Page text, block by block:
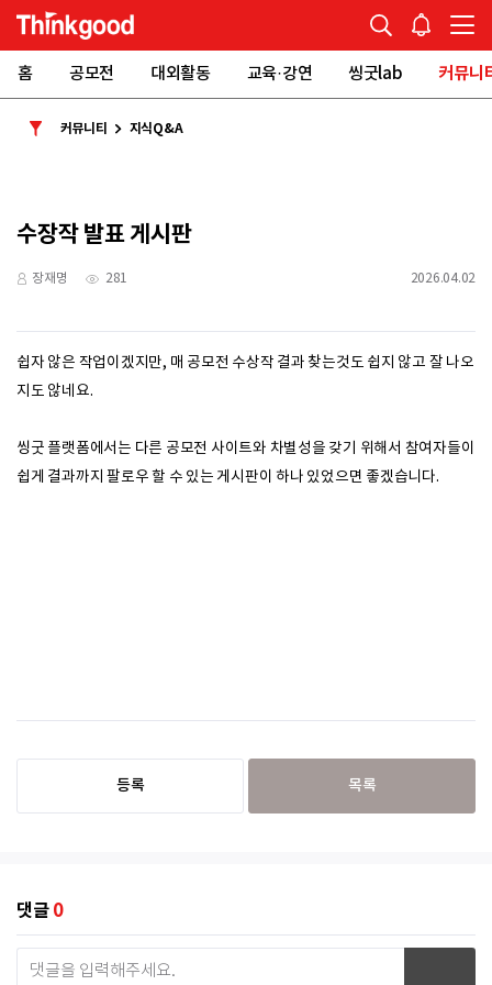
홈 공모전 대외활동 교육·강연 씽굿lab 커뮤니
커뮤니티 지식Q&A
수장작 발표 게시판
장재명 281 2026.04.02
쉽자 않은 작업이겠지만, 매 공모전 수상작 결과 찾는것도 쉽지 않고 잘 나오
지도 않네요.
씽굿 플랫폼에서는 다른 공모전 사이트와 차별성을 갖기 위해서 참여자들이
쉽게 결과까지 팔로우 할 수 있는 게시판이 하나 있었으면 좋겠습니다.
등록 목록
댓글 0